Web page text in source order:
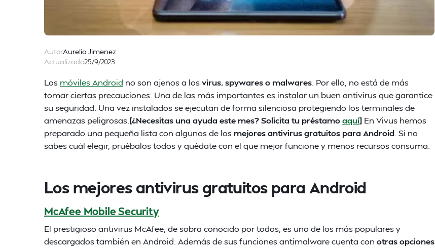
AutorAurelio Jimenez
Actualizado25/9/2023
Los móviles Android no son ajenos a losvirus, spywares o malwares . Por ello, no está de más
tomar ciertas precauciones. Una de las más importantes es instalar un buen antivirus que garantice
su seguridad. Una vez instalados se ejecutan de forma silenciosa protegiendo los terminales de
amenazas peligrosas. [¿Necesitas una ayuda este mes? Solicita tu préstamoaquí] En Vivus hemos
preparado una pequeña lista con algunos de los mejores antivirus gratuitos para Android . Si no
sabes cuál elegir, pruébalos todos y quédate con el que mejor funcione y menos recursos consuma.
Los mejores antivirus gratuitos para Android
McAfee Mobile Security
El prestigioso antivirus McAfee, de sobra conocido por todos, es uno de los más populares y
descargados también en Android. Además de sus funciones antimalware cuenta con otras opciones